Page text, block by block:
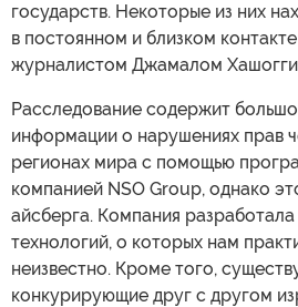
государств. Некоторые из них
в постоянном и близком
журналистом Джамалом
Расследование содержит
информации о нарушениях прав
регионах мира с помощью
компанией NSO Group, однако
айсберга. Компания
технологий, о которых нам
неизвестно. Кроме того,
конкурирующие друг с другом